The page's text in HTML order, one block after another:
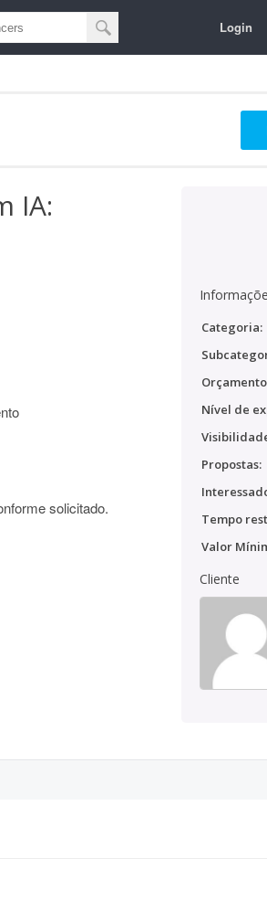
Login
IA:
solicitado.
Categoria:
Nível de
Propostas:
Tempo
Valor
Cliente